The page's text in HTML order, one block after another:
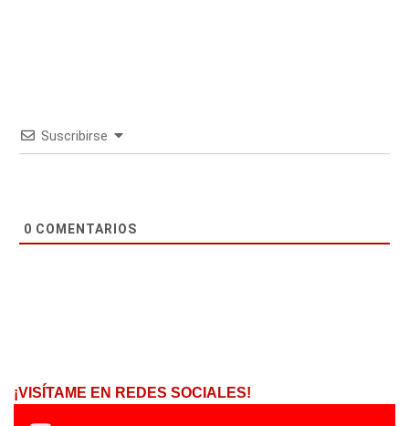
Suscribirse
0 COMENTARIOS
¡VISÍTAME EN REDES SOCIALES!